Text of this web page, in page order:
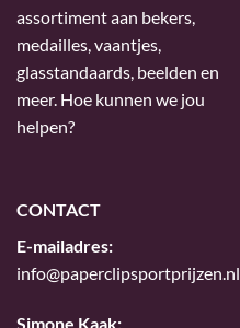
assortiment aan bekers,
medailles, vaantjes,
glasstandaards, beelden en
meer. Hoe kunnen we jou
helpen?
CONTACT
E-mailadres:
info@paperclipsportprijzen.nl
Simone Kaak: